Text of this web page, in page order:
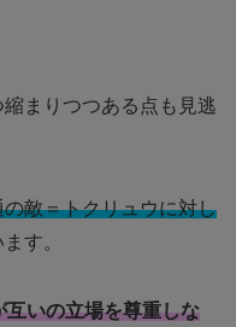
まりつつある点も見逃
敵＝トクリュウに対し
す。
互いの立場を尊重しな